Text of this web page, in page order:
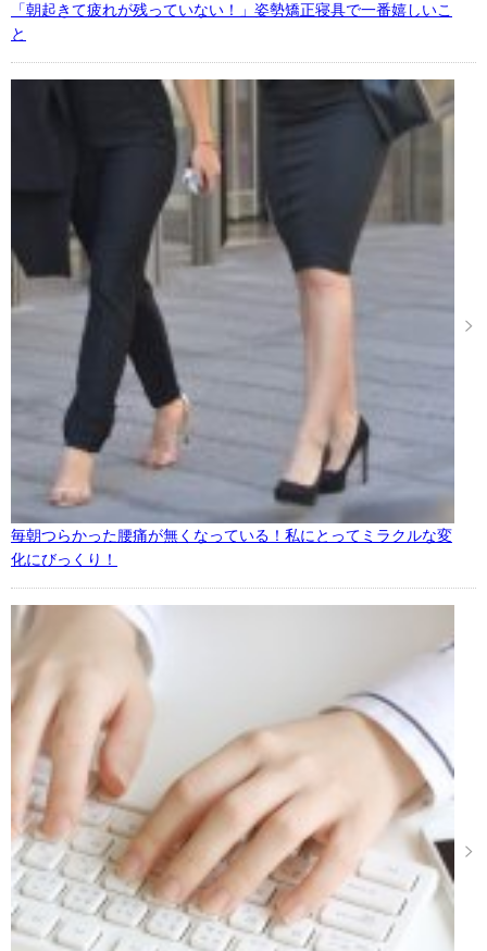
「朝起きて疲れが残っていない！」姿勢矯正寝具で一番嬉しいこ
と
毎朝つらかった腰痛が無くなっている！私にとってミラクルな変
化にびっくり！